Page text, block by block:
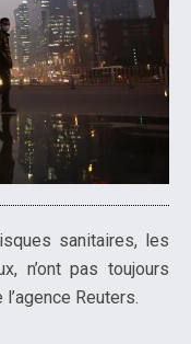
sanitaires, les
n’ont pas toujours
Reuters.